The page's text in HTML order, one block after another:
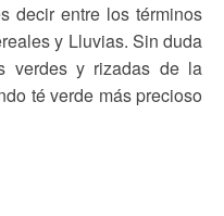
decir entre los términos
y Lluvias. Sin duda
verdes y rizadas de la
té verde más precioso